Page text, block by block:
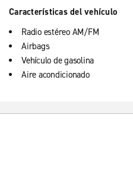
Características del vehículo
Radio estéreo AM/FM
Airbags
Vehículo de gasolina
Aire acondicionado